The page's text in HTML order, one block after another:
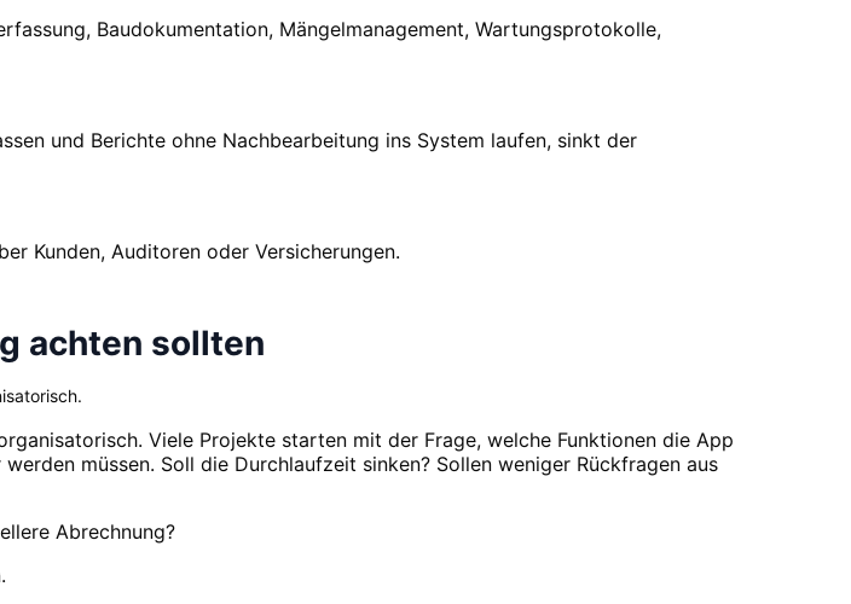
Baudokumentation, Mängelmanagement, Wartungsprotokolle,
und Berichte ohne Nachbearbeitung ins System laufen, sinkt der
Kunden, Auditoren oder Versicherungen.
achten sollten
Viele Projekte starten mit der Frage, welche Funktionen die App
müssen. Soll die Durchlaufzeit sinken? Sollen weniger Rückfragen aus
Abrechnung?